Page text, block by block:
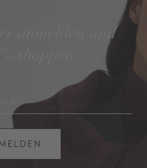
anmelden und